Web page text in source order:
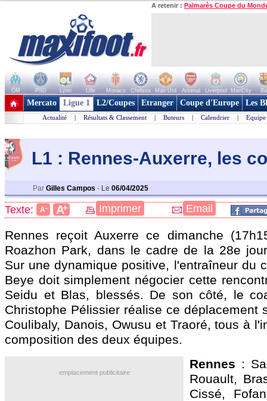
A retenir : Palmarès Coupe du
OM PSG Lyon Lille Monaco Chelsea Man Utd Arsenal Liverpool ManCity
+ de clubs
Mercato Ligue 1 L2/Coupes Etranger Coupe d'Europe Les
Actualité | Résultats & Classement | Buteurs | Calendrier | Equipe
L1 : Rennes-Auxerre, les
Par Gilles Campos - Le 06/04/2025
Texte: A- A+ Imprimer Email
Rennes reçoit Auxerre ce dimanche
Roazhon Park, dans le cadre de la 28e
Sur une dynamique positive, l'entraîneur du
Beye doit simplement négocier cette
Seidu et Blas, blessés. De son côté, le
Christophe Pélissier réalise ce déplacement
Coulibaly, Danois, Owusu et Traoré, tous à
composition des deux équipes.
emplacement publicitaire
Rennes :
Rouault,
Cissé,